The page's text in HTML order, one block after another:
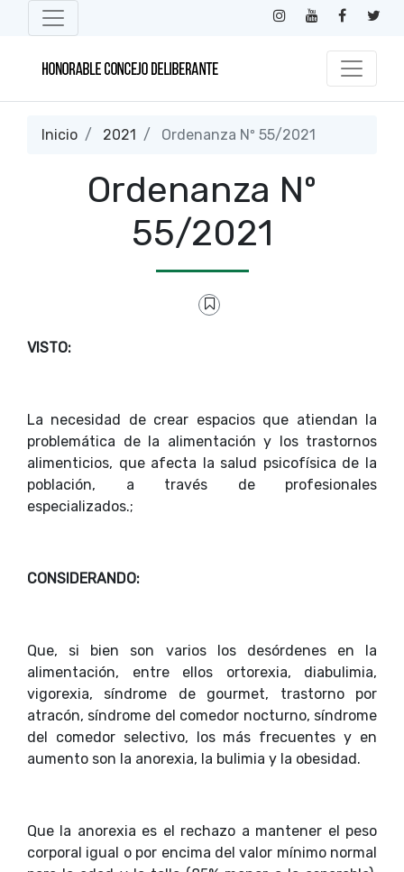
Inicio 2021 Ordenanza Nº 55/2021
Ordenanza Nº
55/2021
VISTO:
La necesidad de crear espacios que atiendan la
problemática de la alimentación y los trastornos
alimenticios, que afecta la salud psicofísica de la
población, a través de profesionales
especializados.;
CONSIDERANDO:
Que, si bien son varios los desórdenes en la
alimentación, entre ellos ortorexia, diabulimia,
vigorexia, síndrome de gourmet, trastorno por
atracón, síndrome del comedor nocturno, síndrome
del comedor selectivo, los más frecuentes y en
aumento son la anorexia, la bulimia y la obesidad.
Que la anorexia es el rechazo a mantener el peso
corporal igual o por encima del valor mínimo normal